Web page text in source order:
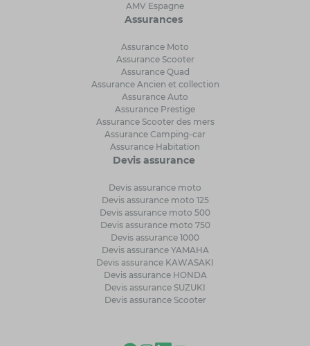
AMV Espagne
Assurances
Assurance Moto
Assurance Scooter
Assurance Quad
Assurance Ancien et collection
Assurance Auto
Assurance Prestige
Assurance Scooter des mers
Assurance Camping-car
Assurance Habitation
Devis assurance
Devis assurance moto
Devis assurance moto 125
Devis assurance moto 500
Devis assurance moto 750
Devis assurance 1000
Devis assurance YAMAHA
Devis assurance KAWASAKI
Devis assurance HONDA
Devis assurance SUZUKI
Devis assurance Scooter